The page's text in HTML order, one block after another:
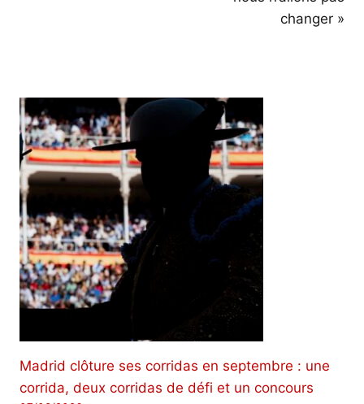
changer »
Madrid clôture ses corridas en septembre : une
corrida, deux corridas de défi et un concours